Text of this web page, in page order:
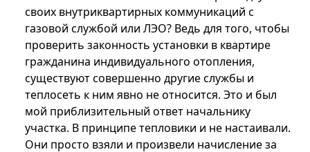
своих внутриквартирных коммуникаций с
газовой службой или ЛЭО? Ведь для того, чтобы
проверить законность установки в квартире
гражданина индивидуального отопления,
существуют совершенно другие службы и
теплосеть к ним явно не относится. Это и был
мой приблизительный ответ начальнику
участка. В принципе тепловики и не настаивали.
Они просто взяли и произвели начисление за